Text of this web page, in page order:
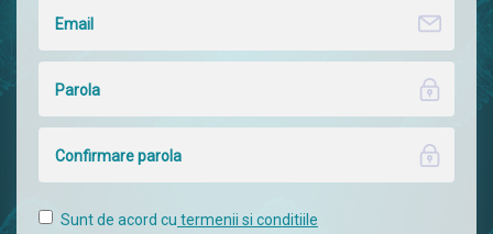
Sunt de acord cu termenii si conditiile